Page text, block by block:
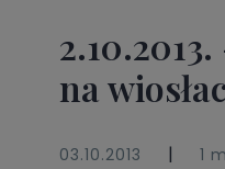
na
03.10.2013 | 1